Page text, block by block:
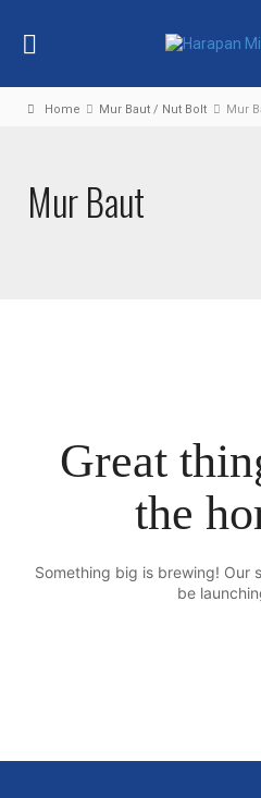
Home Mur Baut / Nut Bolt Mur
Mur Baut
Great
the
Something big is brewing! Our
be